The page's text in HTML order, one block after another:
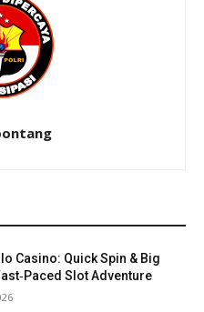
Casino: Quick Spin & Big
Slot Adventure